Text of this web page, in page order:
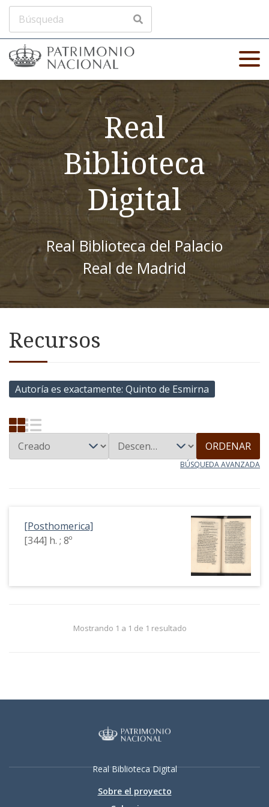
Real
Biblioteca
Digital
Real Biblioteca del Palacio
Real de Madrid
Recursos
Autoría es exactamente Quinto de Esmirna
ORDENAR
BÚSQUEDA AVANZADA
[Posthomerica]
[344] h. ; 8º
Mostrando 1 a 1 de 1 resultado
Real Biblioteca Digital
Sobre el proyecto